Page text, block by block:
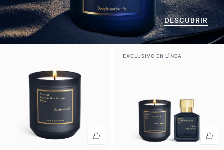
DESCUBRIR
EXCLUSIVO EN LÍNEA